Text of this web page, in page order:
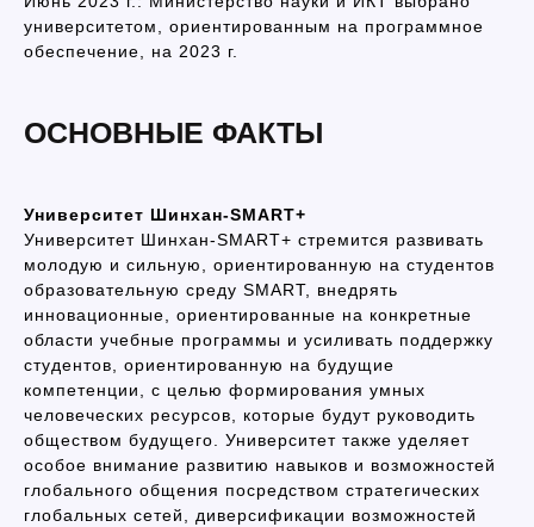
университетом, ориентированным на программное
обеспечение, на 2023 г.
ОСНОВНЫЕ ФАКТЫ
Университет Шинхан-SMART+
Университет Шинхан-SMART+ стремится развивать
молодую и сильную, ориентированную на студентов
образовательную среду SMART, внедрять
инновационные, ориентированные на конкретные
области учебные программы и усиливать поддержку
студентов, ориентированную на будущие
компетенции, с целью формирования умных
человеческих ресурсов, которые будут руководить
обществом будущего. Университет также уделяет
особое внимание развитию навыков и возможностей
глобального общения посредством стратегических
глобальных сетей, диверсификации возможностей